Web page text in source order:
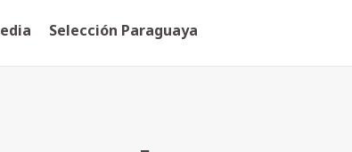
Selección Paraguaya